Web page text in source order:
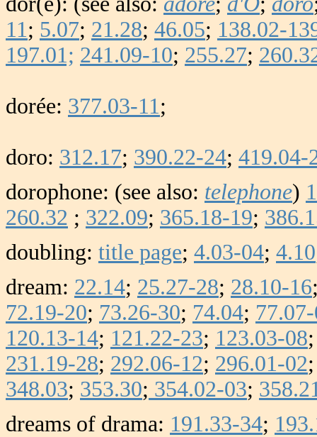
11; 5.07; 21.28; 46.05; 138.02-
197.01; 241.09-10; 255.27;
dorée: 377.03-11;
doro: 312.17; 390.22-24;
dorophone: (see also: telephone)
260.32 ; 322.09; 365.18-19;
doubling: title page; 4.03-04; 4.10
dream: 22.14; 25.27-28; 28.10-16
72.19-20; 73.26-30; 74.04;
120.13-14; 121.22-23; 123.03-08
231.19-28; 292.06-12; 296.01-02
348.03; 353.30; 354.02-03;
dreams of drama: 191.33-34;